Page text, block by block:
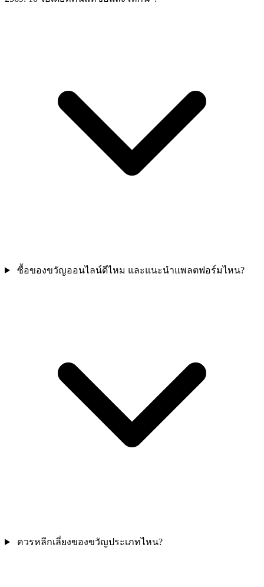
ซื้อของขวัญออนไลน์ดีไหม และแนะนำแพลตฟอร์มไหน?
ควรหลีกเลี่ยงของขวัญประเภทไหน?